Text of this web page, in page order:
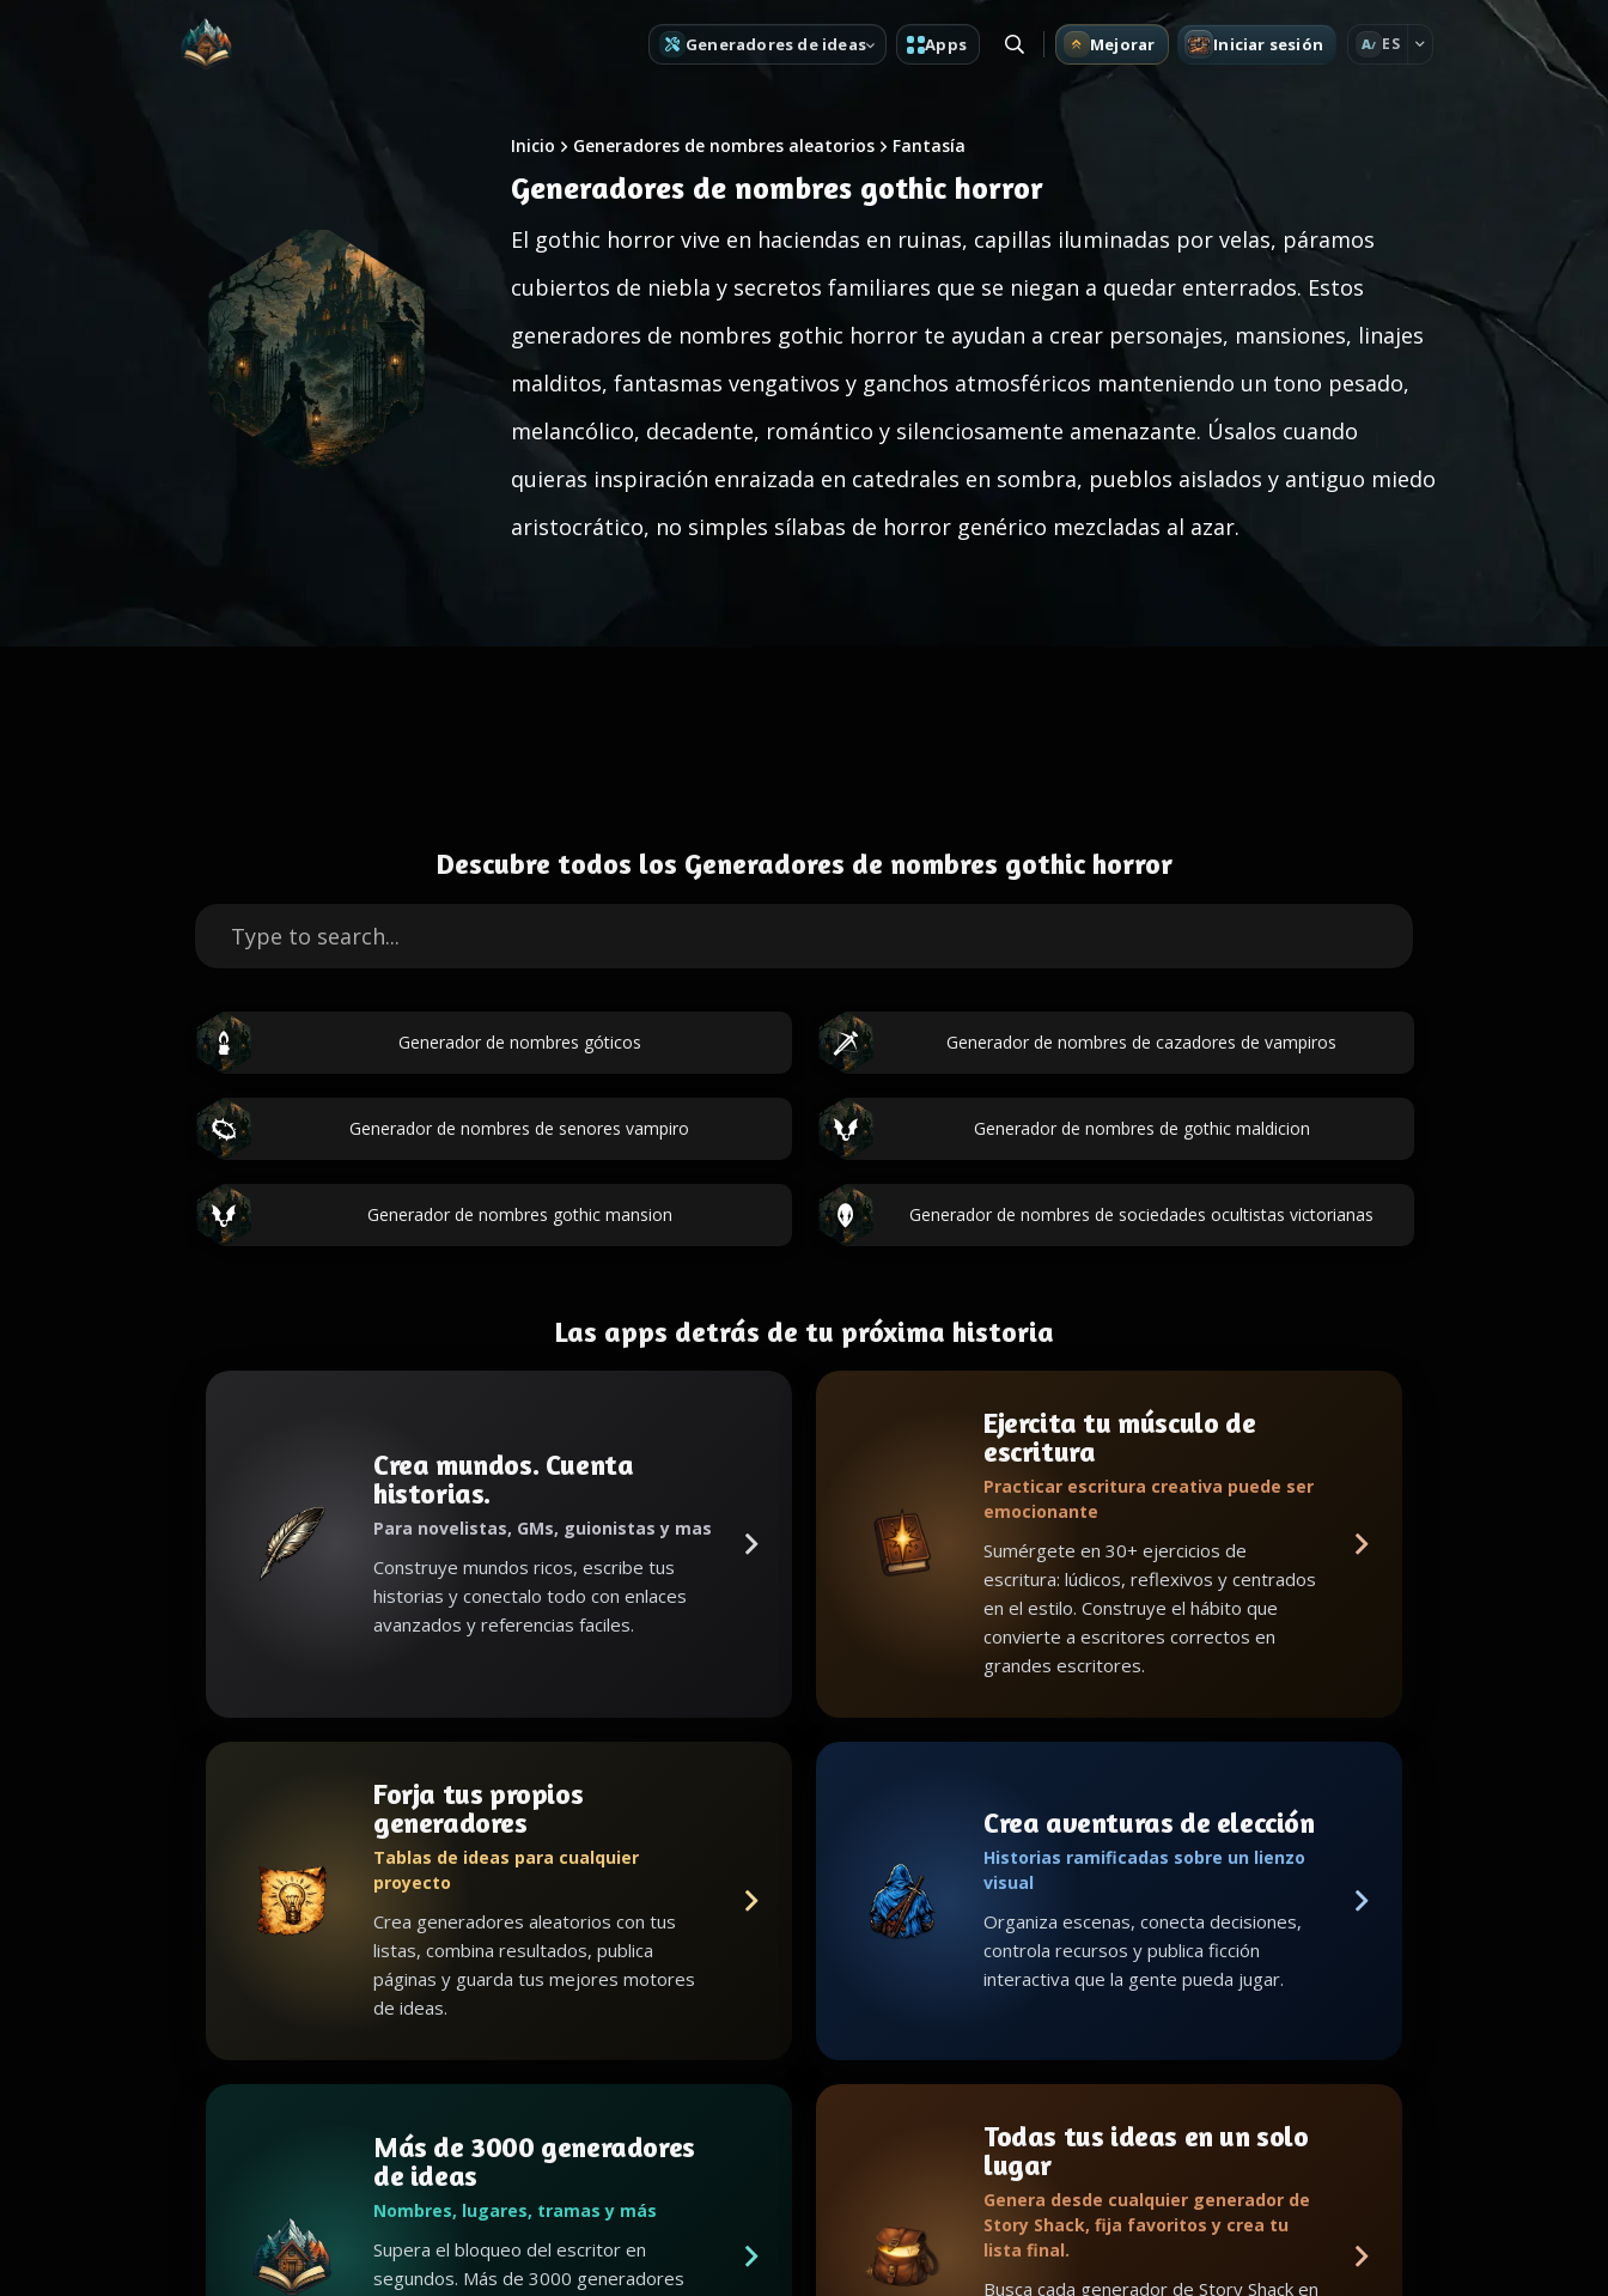
Generadores de ideas Apps Mejorar Iniciar sesión A ES
Inicio Generadores de nombres aleatorios Fantasía
Generadores de nombres gothic horror
El gothic horror vive en haciendas en ruinas, capillas iluminadas por velas, páramos
cubiertos de niebla y secretos familiares que se niegan a quedar enterrados. Estos
generadores de nombres gothic horror te ayudan a crear personajes, mansiones, linajes
malditos, fantasmas vengativos y ganchos atmosféricos manteniendo un tono pesado,
melancólico, decadente, romántico y silenciosamente amenazante. Úsalos cuando
quieras inspiración enraizada en catedrales en sombra, pueblos aislados y antiguo miedo
aristocrático, no simples sílabas de horror genérico mezcladas al azar.
Descubre todos los Generadores de nombres gothic horror
Generador de nombres góticos Generador de nombres de cazadores de vampiros
Generador de nombres de senores vampiro Generador de nombres de gothic maldicion
Generador de nombres gothic mansion Generador de nombres de sociedades ocultistas victorianas
Las apps detrás de tu próxima historia
Crea mundos. Cuenta
historias.
Para novelistas, GMs, guionistas y mas
Construye mundos ricos, escribe tus
historias y conectalo todo con enlaces
avanzados y referencias faciles.
Ejercita tu músculo de
escritura
Practicar escritura creativa puede ser
emocionante
Sumérgete en 30+ ejercicios de
escritura: lúdicos, reflexivos y centrados
en el estilo. Construye el hábito que
convierte a escritores correctos en
grandes escritores.
Forja tus propios
generadores
Tablas de ideas para cualquier
proyecto
Crea generadores aleatorios con tus
listas, combina resultados, publica
páginas y guarda tus mejores motores
de ideas.
Crea aventuras de elección
Historias ramificadas sobre un lienzo
visual
Organiza escenas, conecta decisiones,
controla recursos y publica ficción
interactiva que la gente pueda jugar.
Más de 3000 generadores
de ideas
Nombres, lugares, tramas y más
Supera el bloqueo del escritor en
segundos. Más de 3000 generadores
Todas tus ideas en un solo
lugar
Genera desde cualquier generador de
Story Shack, fija favoritos y crea tu
lista final.
Busca cada generador de Story Shack en